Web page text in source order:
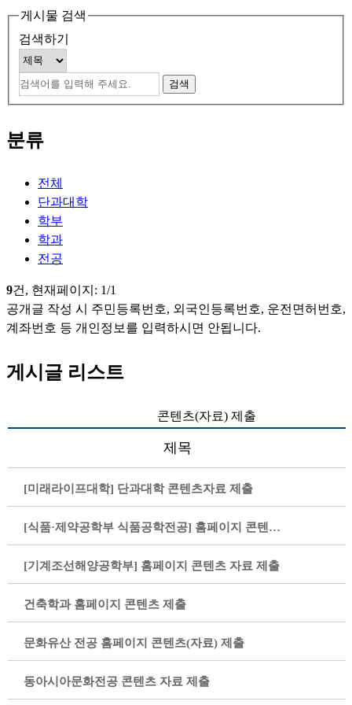
게시물 검색
검색하기
분류
전체
단과대학
학부
학과
전공
9건, 현재페이지: 1/1
공개글 작성 시 주민등록번호, 외국인등록번호, 운전면허번호,
계좌번호 등 개인정보를 입력하시면 안됩니다.
게시글 리스트
콘텐츠(자료) 제출
제목
[미래라이프대학] 단과대학 콘텐츠자료 제출
[식품·제약공학부 식품공학전공] 홈페이지 콘텐츠 자료 제출
[기계조선해양공학부] 홈페이지 콘텐츠 자료 제출
건축학과 홈페이지 콘텐츠 제출
문화유산 전공 홈페이지 콘텐츠(자료) 제출
동아시아문화전공 콘텐츠 자료 제출